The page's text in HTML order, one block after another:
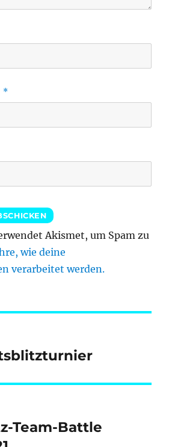
*
Akismet, um Spam zu
wie deine
verarbeitet werden.
Team-Battle